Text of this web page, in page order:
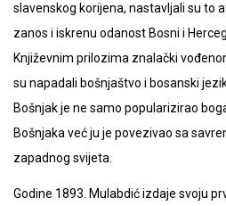
slavenskog korijena, nastavljali su to
zanos i iskrenu odanost Bosni i
Književnim prilozima znalački
su napadali bošnjaštvo i bosanski
Bošnjak je ne samo popularizirao
Bošnjaka već ju je povezivao sa
zapadnog svijeta.
Godine 1893. Mulabdić izdaje svoju